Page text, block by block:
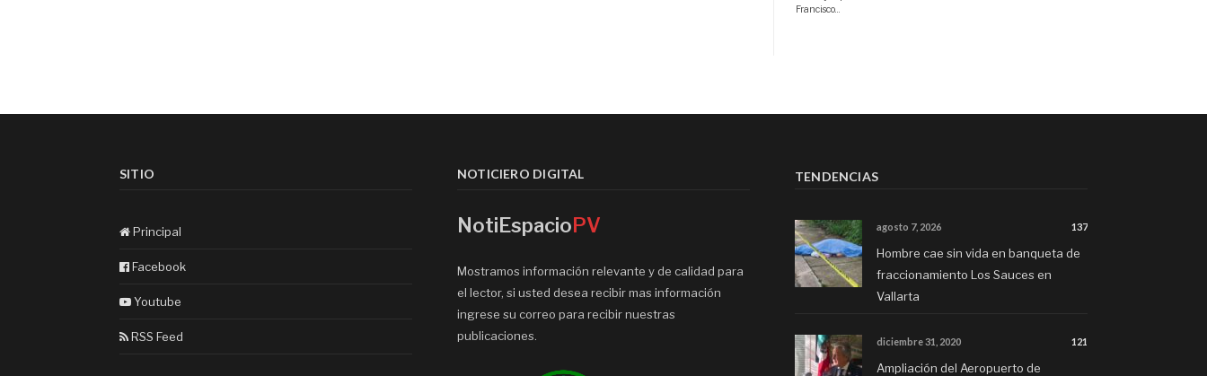
SITIO
Principal
Facebook
Youtube
RSS Feed
NOTICIERO DIGITAL
NotiEspacioPV
Mostramos información relevante y de calidad para
el lector, si usted desea recibir mas información
ingrese su correo para recibir nuestras
publicaciones.
TENDENCIAS
agosto 7, 2026 137
Hombre cae sin vida en banqueta de
fraccionamiento Los Sauces en
Vallarta
diciembre 31, 2020 121
Ampliación del Aeropuerto de